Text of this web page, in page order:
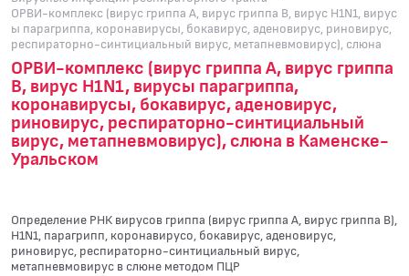
ОРВИ-комплекс (вирус гриппа А, вирус гриппа В, вирус H1N1, вирус
ы парагриппа, коронавирусы, бокавирус, аденовирус, риновирус,
респираторно-синтициальный вирус, метапневмовирус), слюна
ОРВИ-комплекс (вирус гриппа А, вирус гриппа
В, вирус H1N1, вирусы парагриппа,
коронавирусы, бокавирус, аденовирус,
риновирус, респираторно-синтициальный
вирус, метапневмовирус), слюна в Каменске-
Уральском
Определение РНК вирусов гриппа (вирус гриппа А, вирус гриппа В),
H1N1, парагрипп, коронавирусо, бокавирус, аденовирус,
риновирус, респираторно-синтициальный вирус,
метапневмовирус в слюне методом ПЦР